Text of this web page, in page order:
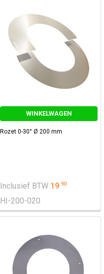
WINKELWAGEN
Rozet 0-30° Ø 200 mm
Inclusief BTW 19.90
HI-200-020